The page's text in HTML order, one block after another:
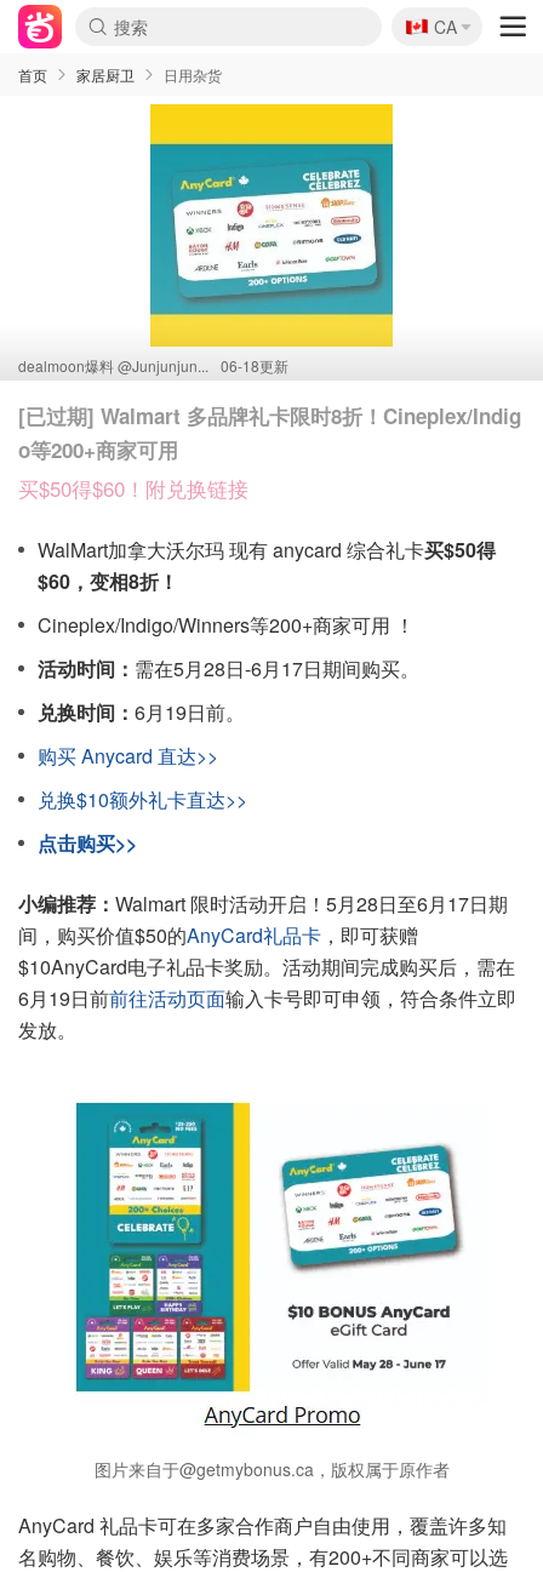
🇨🇦
CA
首页 家居厨卫 日用杂货
dealmoon爆料 @Junjunjun... 06-18更新
[已过期] Walmart 多品牌礼卡限时8折！Cineplex/Indig
o等200+商家可用
买$50得$60！附兑换链接
WalMart加拿大沃尔玛 现有 anycard 综合礼卡买$50得
$60，变相8折！
Cineplex/Indigo/Winners等200+商家可用 ！
活动时间： 需在5月28日-6月17日期间购买。
兑换时间： 6月19日前。
购买 Anycard 直达>>
兑换$10额外礼卡直达>>
点击购买>>
小编推荐： Walmart 限时活动开启！5月28日至6月17日期
间，购买价值$50的AnyCard礼品卡 ，即可获赠
$10AnyCard电子礼品卡奖励。活动期间完成购买后，需在
6月19日前前往活动页面输入卡号即可申领，符合条件立即
发放。
图片来自于@getmybonus.ca，版权属于原作者
AnyCard 礼品卡可在多家合作商户自由使用，覆盖许多知
名购物、餐饮、娱乐等消费场景，有200+不同商家可以选